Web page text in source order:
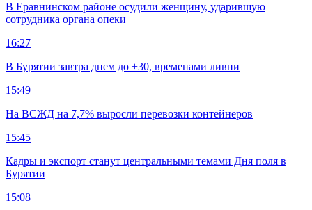
В Еравнинском районе осудили женщину, ударившую
сотрудника органа опеки
16:27
В Бурятии завтра днем до +30, временами ливни
15:49
На ВСЖД на 7,7% выросли перевозки контейнеров
15:45
Кадры и экспорт станут центральными темами Дня поля в
Бурятии
15:08